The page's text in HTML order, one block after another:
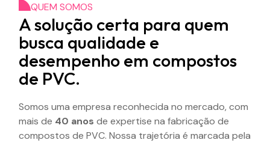
QUEM SOMOS
A solução certa para quem
busca qualidade e
desempenho em compostos
de PVC.
Somos uma empresa reconhecida no mercado, com
mais de 40 anosde expertise na fabricação de
compostos de PVC. Nossa trajetória é marcada pela